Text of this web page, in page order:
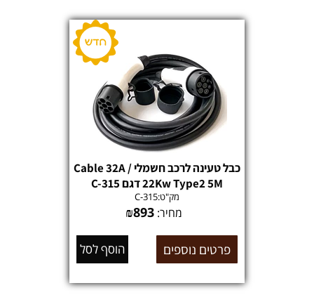
כבל טעינה לרכב חשמלי Cable 32A /
22Kw Type2 5M דגם C-315
מק"ט:C-315
מחיר: ₪893
פרטים נוספים הוסף לסל